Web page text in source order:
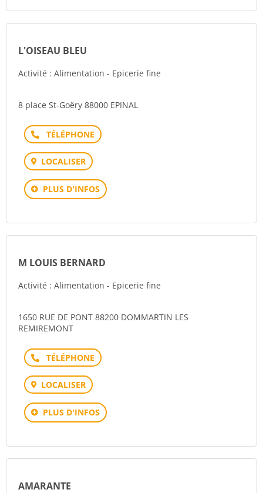
L'OISEAU BLEU
Activité : Alimentation - Epicerie fine
8 place St-Goëry 88000 EPINAL
Téléphone
LOCALISER
PLUS D'INFOS
M LOUIS BERNARD
Activité : Alimentation - Epicerie fine
1650 RUE DE PONT 88200 DOMMARTIN LES
REMIREMONT
Téléphone
LOCALISER
PLUS D'INFOS
AMARANTE